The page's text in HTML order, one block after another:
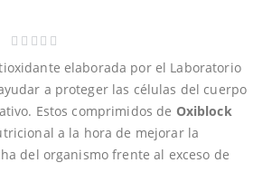
elaborada por el Laboratorio
a proteger las células del cuerpo
Estos comprimidos de Oxiblock
a la hora de mejorar la
del organismo frente al exceso de